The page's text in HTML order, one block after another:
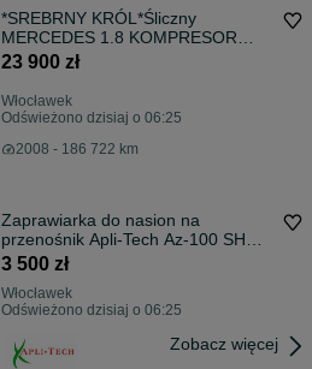
*SREBRNY KRÓL*Śliczny
MERCEDES 1.8 KOMPRESOR
Niziutki Przebieg 186 Tys
23 900 zł
Włocławek
Odświeżono dzisiaj o 06:25
2008 - 186 722 km
Zaprawiarka do nasion na
przenośnik Apli-Tech Az-100 SHU
Double Jet 12/230V CE oryginał
2 dysze zaprawiające
3 500 zł
Włocławek
Odświeżono dzisiaj o 06:25
Zobacz więcej